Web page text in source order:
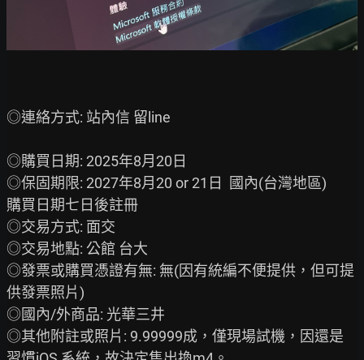
◎連絡方式: 站內信 留line
◎購買日期: 2025年8月20日
◎保固期限: 2027年8月20 or 21日  國內(台灣地區)
購買日期七日後註冊
◎交易方式: 面交
◎交易地點: 公館 台大
◎發票或購買憑證有無: 無(因有統編不便提供，但可提
供發票照片)
◎國內/外商品: 光華三井
◎其他附註或照片: 9.99999成，僅現場試機，因還是